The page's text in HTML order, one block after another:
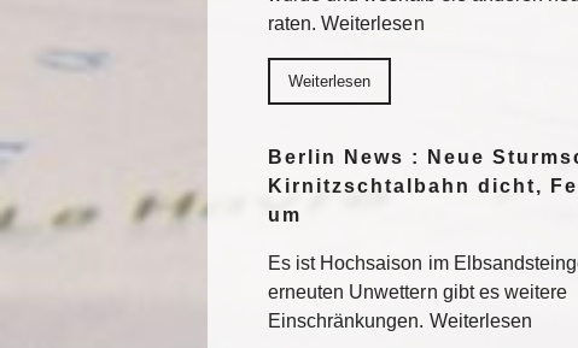
raten. Weiterlesen
Weiterlesen
Berlin News : Neue
Kirnitzschtalbahn dicht,
um
Es ist Hochsaison im
erneuten Unwettern gibt es weitere
Einschränkungen. Weiterlesen